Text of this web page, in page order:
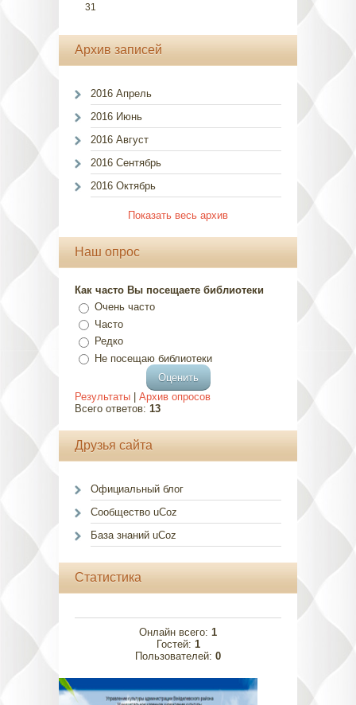
31
Архив записей
2016 Апрель
2016 Июнь
2016 Август
2016 Сентябрь
2016 Октябрь
Показать весь архив
Наш опрос
Как часто Вы посещаете библиотеки
Очень часто
Часто
Редко
Не посещаю библиотеки
Результаты
Архив опросов
Всего ответов: 13
Друзья сайта
Официальный блог
Сообщество uCoz
База знаний uCoz
Статистика
Онлайн всего: 1
Гостей: 1
Пользователей: 0